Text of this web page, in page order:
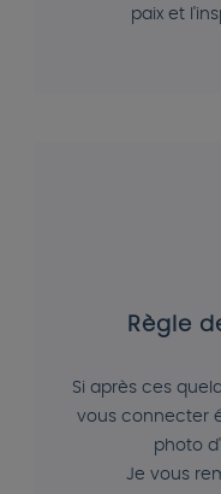
paix et
Règle
Si après ces
vous connecter
photo
Je vous